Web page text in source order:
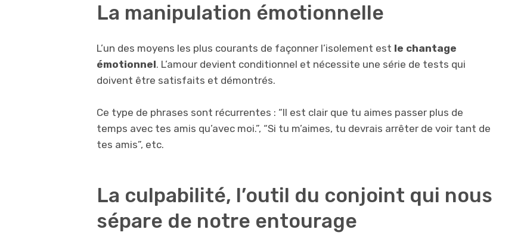
La manipulation émotionnelle
L’un des moyens les plus courants de façonner l’isolement est le chantage
émotionnel. L’amour devient conditionnel et nécessite une série de tests qui
doivent être satisfaits et démontrés.
Ce type de phrases sont récurrentes : “Il est clair que tu aimes passer plus de
temps avec tes amis qu’avec moi.”, “Si tu m’aimes, tu devrais arrêter de voir tant de
tes amis”, etc.
La culpabilité, l’outil du conjoint qui nous
sépare de notre entourage